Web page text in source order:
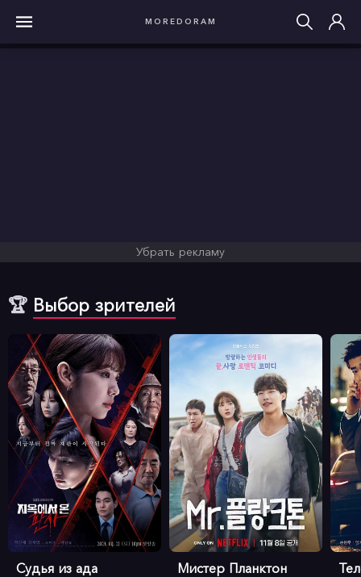
MOREDORAM
Убрать рекламу
🏆 Выбор зрителей
Судья из ада Мистер Планктон